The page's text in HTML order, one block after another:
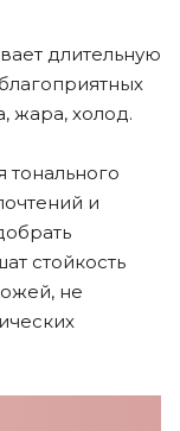
длительную
жара, холод.
тонального
и
стойкость
не